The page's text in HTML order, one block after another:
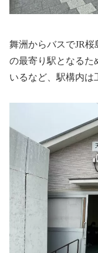
舞洲からバスでJR桜
の最寄り駅となるた
いるなど、駅構内は